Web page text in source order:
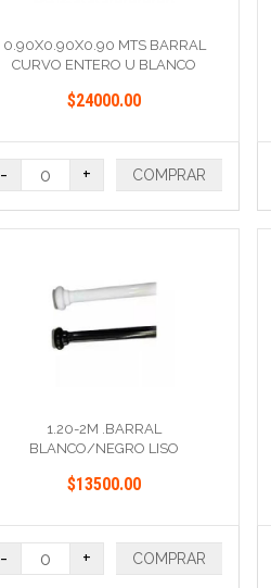
0.90X0.90X0.90 MTS BARRAL
CURVO ENTERO U BLANCO
$24000.00
- + COMPRAR
1.20-2M .BARRAL
BLANCO/NEGRO LISO
$13500.00
- + COMPRAR